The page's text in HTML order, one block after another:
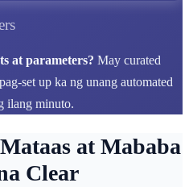
at parameters? May curated
set up ka ng unang automated
ilang minuto.
at Mababa
Clear